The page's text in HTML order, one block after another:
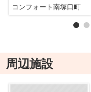
コンフォート南塚口町
周辺施設